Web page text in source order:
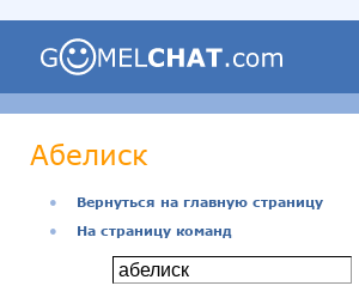
Абелиск
●
Вернуться на главную страницу
●
На страницу команд